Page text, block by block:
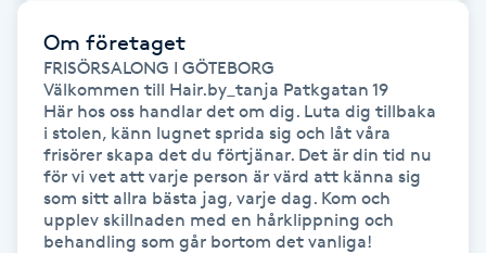
Herrklippning
HIFU
Hollywood Peel
Hot Stone Massage
Om företaget
FRISÖRSALONG I GÖTEBORG
Välkommen till Hair.by_tanja Patkgatan 19
Här hos oss handlar det om dig. Luta dig tillbaka
i stolen, känn lugnet sprida sig och låt våra
frisörer skapa det du förtjänar. Det är din tid nu
för vi vet att varje person är värd att känna sig
som sitt allra bästa jag, varje dag. Kom och
upplev skillnaden med en hårklippning och
behandling som går bortom det vanliga!